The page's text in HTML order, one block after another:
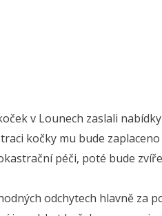
v Lounech zaslali
kočky mu bude
péči, poté bude
odchytech hlavně za